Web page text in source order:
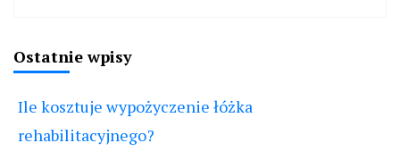
Ostatnie wpisy
Ile kosztuje wypożyczenie łóżka
rehabilitacyjnego?